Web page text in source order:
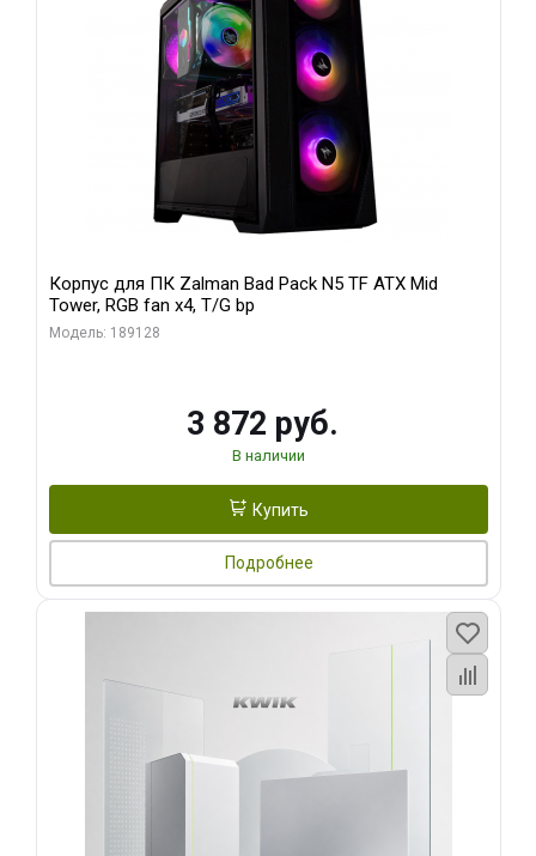
Корпус для ПК Zalman Bad Pack N5 TF ATX Mid
Tower, RGB fan x4, T/G bp
Модель: 189128
3 872 руб.
В наличии
Купить
Подробнее